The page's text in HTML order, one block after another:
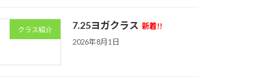
クラス紹介 7.25ヨガクラス 新着!!
2026年8月1日